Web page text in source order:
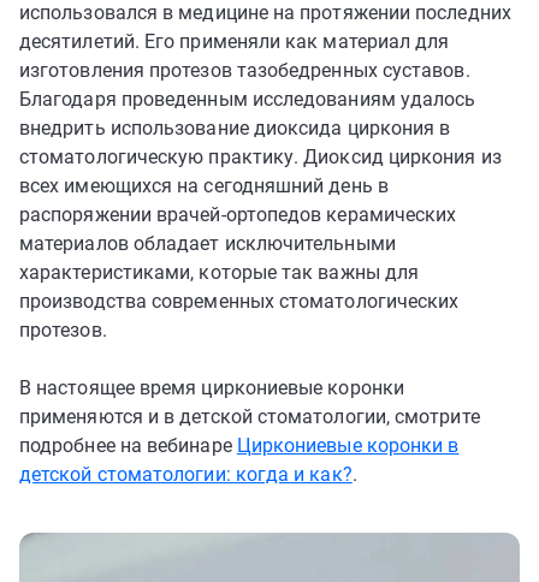
использовался в медицине на протяжении последних
десятилетий. Его применяли как материал для
изготовления протезов тазобедренных суставов.
Благодаря проведенным исследованиям удалось
внедрить использование диоксида циркония в
стоматологическую практику. Диоксид циркония из
всех имеющихся на сегодняшний день в
распоряжении врачей-ортопедов керамических
материалов обладает исключительными
характеристиками, которые так важны для
производства современных стоматологических
протезов.
В настоящее время циркониевые коронки
применяются и в детской стоматологии, смотрите
подробнее на вебинаре Циркониевые коронки в
детской стоматологии: когда и как?.